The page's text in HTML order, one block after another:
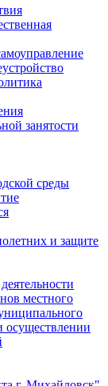
занятости
среды
и защите
местного
осуществлении